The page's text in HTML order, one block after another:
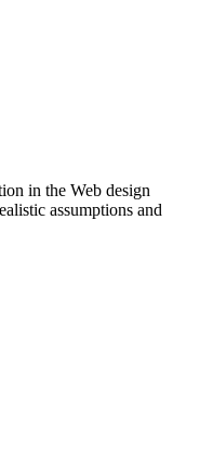
in the Web design
assumptions and